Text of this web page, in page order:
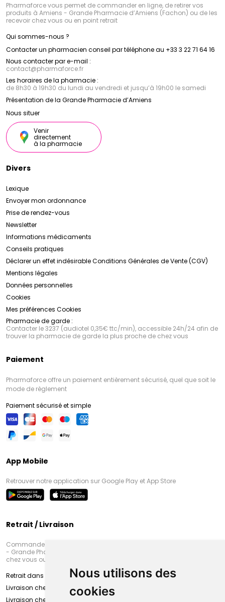
Nous utilisons des
cookies
Pharmaforce vous permet de commander en ligne, de retirer vos
produits à Amiens - Grande Pharmacie d’Amiens (Fachon) ou de les
recevoir chez vous ou en point retrait
Qui sommes-nous ?
Contacter un pharmacien conseil par téléphone au +33 3 22 71 64 16
Nous contacter par e-mail :
contact@pharmaforce.fr
Les horaires de la pharmacie :
de 8h30 à 19h30 du lundi au vendredi et jusqu’à 19h00 le samedi
Présentation de la Grande Pharmacie d’Amiens
Nous situer
Venir
directement
à la pharmacie
Divers
Lexique
Envoyer mon ordonnance
Prise de rendez-vous
Newsletter
Informations médicaments
Conseils pratiques
Déclarer un effet indésirableConditions Générales de Vente (CGV)
Mentions légales
Données personnelles
Cookies
Mes préférences Cookies
Pharmacie de garde :
Contacter le 3237 (audiotel 0,35€ ttc/min), accessible 24h/24 afin de
trouver la pharmacie de garde la plus proche de chez vous
Paiement
Pharmaforce offre un paiement entièrement sécurisé, quel que soit le
mode de règlement
Paiement sécurisé et simple
App Mobile
Retrouver notre application sur Google Play et App Store
Retrait / Livraison
Commandez en ligne et venez chercher votre commande à Amiens
- Grande Pharmacie d’Amiens (Fachon) ou recevez-là rapidement
chez vous ou en point retrait
Retrait dans la pharmacie d’Amiens
Livraison chez vous
Livraison chez votre commerçant